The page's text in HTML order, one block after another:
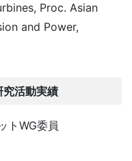
Proc. Asian
and Power,
究活動実績
トWG委員